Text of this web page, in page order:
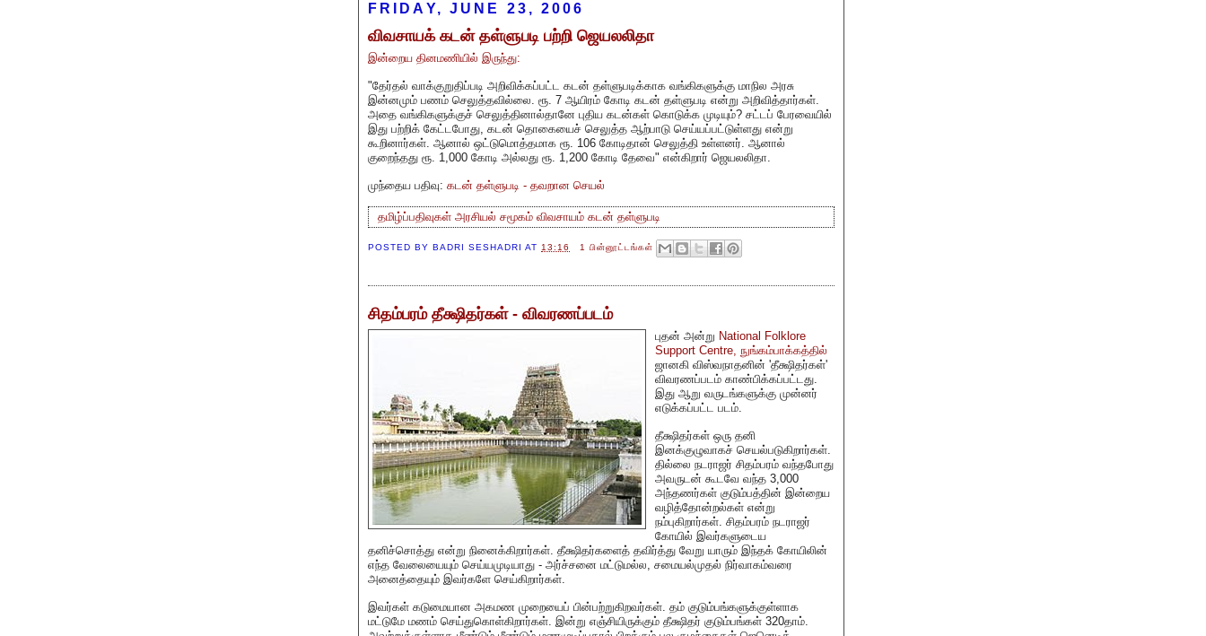
FRIDAY, JUNE 23, 2006
விவசாயக் கடன் தள்ளுபடி பற்றி ஜெயலலிதா
இன்றைய தினமணியில் இருந்து:
"தேர்தல் வாக்குறுதிப்படி அறிவிக்கப்பட்ட கடன் தள்ளுபடிக்காக வங்கிகளுக்கு மாநில அரசு
இன்னமும் பணம் செலுத்தவில்லை. ரூ. 7 ஆயிரம் கோடி கடன் தள்ளுபடி என்று அறிவித்தார்கள்.
அதை வங்கிகளுக்குச் செலுத்தினால்தானே புதிய கடன்கள் கொடுக்க முடியும்? சட்டப் பேரவையில்
இது பற்றிக் கேட்டபோது, கடன் தொகையைச் செலுத்த ஆற்பாடு செய்யப்பட்டுள்ளது என்று
கூறினார்கள். ஆனால் ஒட்டுமொத்தமாக ரூ. 106 கோடிதான் செலுத்தி உள்ளனர். ஆனால்
குறைந்தது ரூ. 1,000 கோடி அல்லது ரூ. 1,200 கோடி தேவை" என்கிறார் ஜெயலலிதா.
முந்தைய பதிவு: கடன் தள்ளுபடி - தவறான செயல்
தமிழ்ப்பதிவுகள் அரசியல் சமூகம் விவசாயம் கடன் தள்ளுபடி
POSTED BYBADRI SESHADRI AT 13:16 1 பின்னூட்டங்கள்
சிதம்பரம் தீக்ஷிதர்கள் - விவரணப்படம்
புதன் அன்று National Folklore
Support Centre, நுங்கம்பாக்கத்தில்
ஜானகி விஸ்வநாதனின் 'தீக்ஷிதர்கள்'
விவரணப்படம் காண்பிக்கப்பட்டது.
இது ஆறு வருடங்களுக்கு முன்னர்
எடுக்கப்பட்ட படம்.
தீக்ஷிதர்கள் ஒரு தனி
இனக்குழுவாகச் செயல்படுகிறார்கள்.
தில்லை நடராஜர் சிதம்பரம் வந்தபோது
அவருடன் கூடவே வந்த 3,000
அந்தணர்கள் குடும்பத்தின் இன்றைய
வழித்தோன்றல்கள் என்று
நம்புகிறார்கள். சிதம்பரம் நடராஜர்
கோயில் இவர்களுடைய
தனிச்சொத்து என்று நினைக்கிறார்கள். தீக்ஷிதர்களைத் தவிர்த்து வேறு யாரும் இந்தக் கோயிலின்
எந்த வேலையையும் செய்யமுடியாது - அர்ச்சனை மட்டுமல்ல, சமையல்முதல் நிர்வாகம்வரை
அனைத்தையும் இவர்களே செய்கிறார்கள்.
இவர்கள் கடுமையான அகமண முறையைப் பின்பற்றுகிறவர்கள். தம் குடும்பங்களுக்குள்ளாக
மட்டுமே மணம் செய்துகொள்கிறார்கள். இன்று எஞ்சியிருக்கும் தீக்ஷிதர் குடும்பங்கள் 320தாம்.